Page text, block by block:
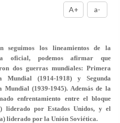
A+ a-
seguimos los lineamientos de la
oficial, podemos afirmar que
dos guerras mundiales: Primera
Mundial (1914-1918) y Segunda
Mundial (1939-1945). Además de la
enfrentamiento entre el bloque
liderado por Estados Unidos, y el
liderado por la Unión Soviética.